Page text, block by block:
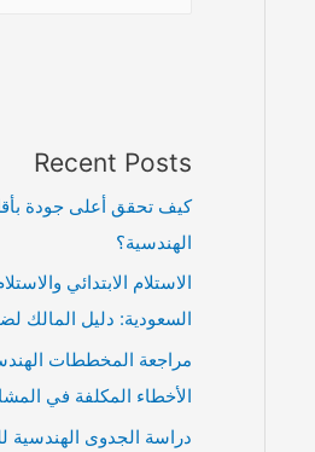
Recent Posts
كيف تحقق أعلى جودة
الهندسية؟
الاستلام الابتدائي
السعودية: دليل المالك
مراجعة المخططات
الأخطاء المكلفة في
دراسة الجدوى الهندسية